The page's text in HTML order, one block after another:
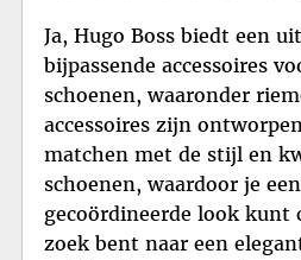
Ja, Hugo Boss biedt een
bijpassende accessoires
schoenen, waaronder
accessoires zijn
matchen met de stijl en
schoenen, waardoor je
gecoördineerde look kunt
zoek bent naar een